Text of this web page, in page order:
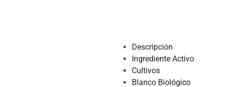
Descripción
Ingrediente Activo
Cultivos
Blanco Biológico